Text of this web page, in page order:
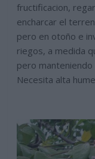
fructificacion,
encharcar el
pero en otoño e
riegos, a medida
pero
Necesita alta